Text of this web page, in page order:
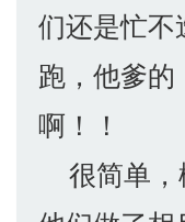
们还是忙不
跑，他爹
啊！！
很简单，